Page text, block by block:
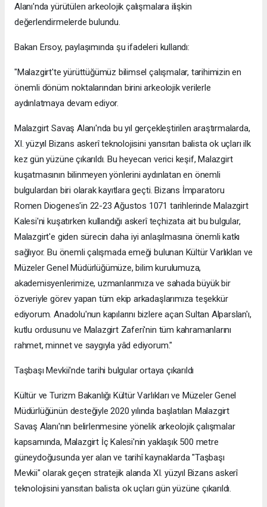
Alanı'nda yürütülen arkeolojik çalışmalara ilişkin
değerlendirmelerde bulundu.
Bakan Ersoy, paylaşımında şu ifadeleri kullandı:
"Malazgirt'te yürüttüğümüz bilimsel çalışmalar, tarihimizin en
önemli dönüm noktalarından birini arkeolojik verilerle
aydınlatmaya devam ediyor.
Malazgirt Savaş Alanı'nda bu yıl gerçekleştirilen araştırmalarda,
XI. yüzyıl Bizans askerî teknolojisini yansıtan balista ok uçları ilk
kez gün yüzüne çıkarıldı. Bu heyecan verici keşif, Malazgirt
kuşatmasının bilinmeyen yönlerini aydınlatan en önemli
bulgulardan biri olarak kayıtlara geçti. Bizans İmparatoru
Romen Diogenes'in 22-23 Ağustos 1071 tarihlerinde Malazgirt
Kalesi'ni kuşatırken kullandığı askerî teçhizata ait bu bulgular,
Malazgirt'e giden sürecin daha iyi anlaşılmasına önemli katkı
sağlıyor. Bu önemli çalışmada emeği bulunan Kültür Varlıkları ve
Müzeler Genel Müdürlüğümüze, bilim kurulumuza,
akademisyenlerimize, uzmanlarımıza ve sahada büyük bir
özveriyle görev yapan tüm ekip arkadaşlarımıza teşekkür
ediyorum. Anadolu'nun kapılarını bizlere açan Sultan Alparslan'ı,
kutlu ordusunu ve Malazgirt Zaferi'nin tüm kahramanlarını
rahmet, minnet ve saygıyla yâd ediyorum."
Taşbaşı Mevkii'nde tarihi bulgular ortaya çıkarıldı
Kültür ve Turizm Bakanlığı Kültür Varlıkları ve Müzeler Genel
Müdürlüğünün desteğiyle 2020 yılında başlatılan Malazgirt
Savaş Alanı'nın belirlenmesine yönelik arkeolojik çalışmalar
kapsamında, Malazgirt İç Kalesi'nin yaklaşık 500 metre
güneydoğusunda yer alan ve tarihî kaynaklarda "Taşbaşı
Mevkii" olarak geçen stratejik alanda XI. yüzyıl Bizans askerî
teknolojisini yansıtan balista ok uçları gün yüzüne çıkarıldı.